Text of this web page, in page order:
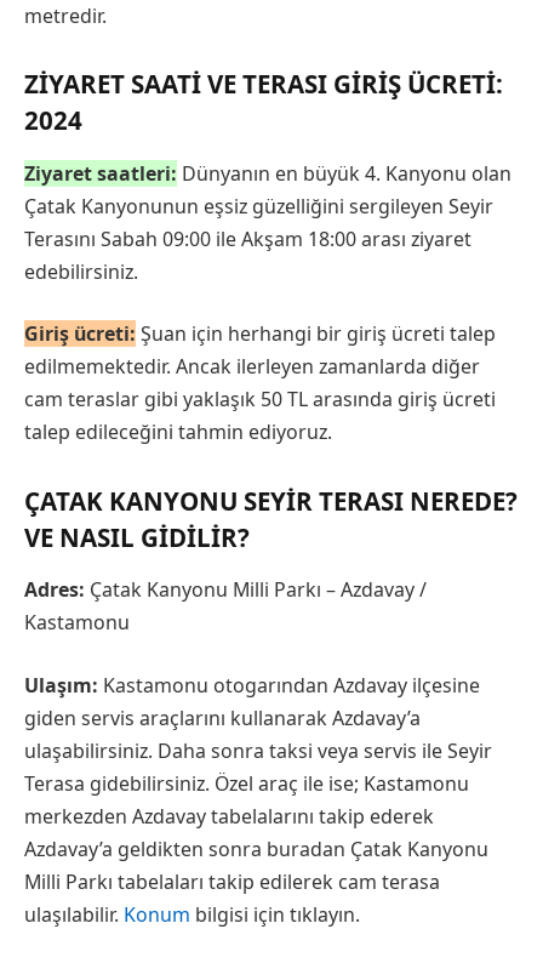
metredir.
ZIYARET SAATI VE TERASI GIRIŞ ÜCRETI:
2024
Ziyaret saatleri: Dünyanın en büyük 4. Kanyonu olan
Çatak Kanyonunun eşsiz güzelliğini sergileyen Seyir
Terasını Sabah 09:00 ile Akşam 18:00 arası ziyaret
edebilirsiniz.
Giriş ücreti: Şuan için herhangi bir giriş ücreti talep
edilmemektedir. Ancak ilerleyen zamanlarda diğer
cam teraslar gibi yaklaşık 50 TL arasında giriş ücreti
talep edileceğini tahmin ediyoruz.
ÇATAK KANYONU SEYIR TERASI NEREDE?
VE NASIL GIDILIR?
Adres: Çatak Kanyonu Milli Parkı – Azdavay /
Kastamonu
Ulaşım: Kastamonu otogarından Azdavay ilçesine
giden servis araçlarını kullanarak Azdavay’a
ulaşabilirsiniz. Daha sonra taksi veya servis ile Seyir
Terasa gidebilirsiniz. Özel araç ile ise; Kastamonu
merkezden Azdavay tabelalarını takip ederek
Azdavay’a geldikten sonra buradan Çatak Kanyonu
Milli Parkı tabelaları takip edilerek cam terasa
ulaşılabilir. Konum bilgisi için tıklayın.